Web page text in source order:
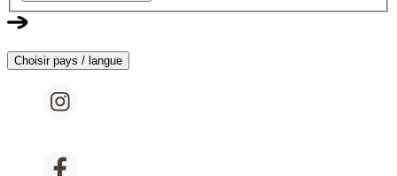
Choisir pays / langue